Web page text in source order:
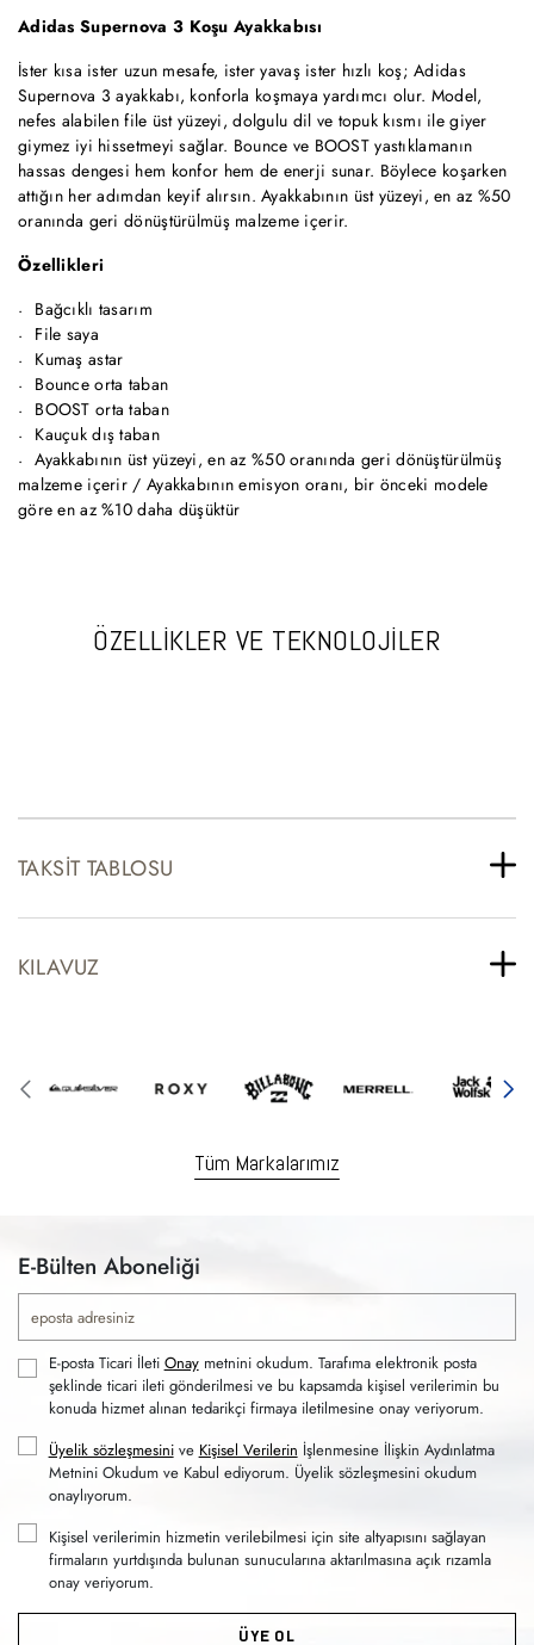
Adidas Supernova 3 Koşu Ayakkabısı
İster kısa ister uzun mesafe, ister yavaş ister hızlı koş; Adidas
Supernova 3 ayakkabı, konforla koşmaya yardımcı olur. Model,
nefes alabilen file üst yüzeyi, dolgulu dil ve topuk kısmı ile giyer
giymez iyi hissetmeyi sağlar. Bounce ve BOOST yastıklamanın
hassas dengesi hem konfor hem de enerji sunar. Böylece koşarken
attığın her adımdan keyif alırsın. Ayakkabının üst yüzeyi, en az %50
oranında geri dönüştürülmüş malzeme içerir.
Özellikleri
Bağcıklı tasarım
File saya
Kumaş astar
Bounce orta taban
BOOST orta taban
Kauçuk dış taban
Ayakkabının üst yüzeyi, en az %50 oranında geri dönüştürülmüş
malzeme içerir / Ayakkabının emisyon oranı, bir önceki modele
göre en az %10 daha düşüktür
ÖZELLİKLER VE TEKNOLOJİLER
TAKSIT TABLOSU
KILAVUZ
Tüm Markalarımız
E-Bülten Aboneliği
E-posta Ticari İleti Onaymetnini okudum. Tarafıma elektronik posta
şeklinde ticari ileti gönderilmesi ve bu kapsamda kişisel verilerimin bu
konuda hizmet alınan tedarikçi firmaya iletilmesine onay veriyorum.
Üyelik sözleşmesinive Kişisel Verilerin İşlenmesine İlişkin Aydınlatma
Metnini Okudum ve Kabul ediyorum. Üyelik sözleşmesini okudum
onaylıyorum.
Kişisel verilerimin hizmetin verilebilmesi için site altyapısını sağlayan
firmaların yurtdışında bulunan sunucularına aktarılmasına açık rızamla
onay veriyorum.
ÜYE OL